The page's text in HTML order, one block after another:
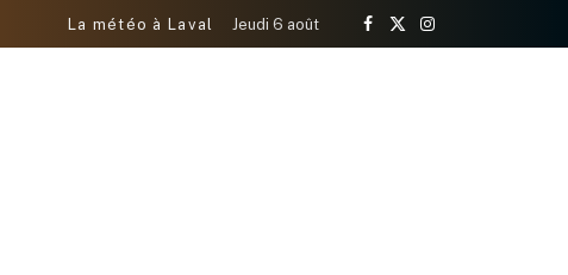
La météo à Laval Jeudi 6 août
Facebook
X
Instagram